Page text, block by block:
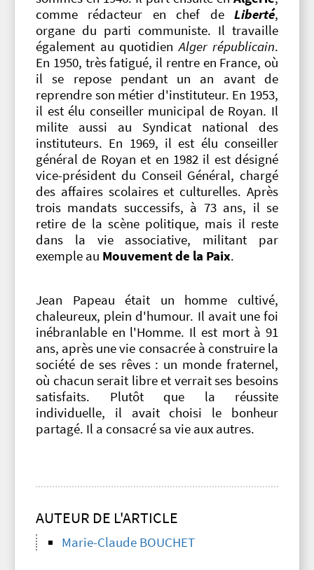
comme rédacteur en chef de Liberté,
organe du parti communiste. Il travaille
également au quotidienAlger républicain.
En 1950, très fatigué, il rentre en France, où
il se repose pendant un an avant de
reprendre son métier d'instituteur. En 1953,
il est élu conseiller municipal de Royan. Il
milite aussi au Syndicat national des
instituteurs. En 1969, il est élu conseiller
général de Royan et en 1982 il est désigné
vice-président du Conseil Général, chargé
des affaires scolaires et culturelles. Après
trois mandats successifs, à 73 ans, il se
retire de la scène politique, mais il reste
dans la vie associative, militant par
exemple au Mouvement de la Paix.
Jean Papeau était un homme cultivé,
chaleureux, plein d'humour. Il avait une foi
inébranlable en l'Homme. Il est mort à 91
ans, après une vie consacrée à construire la
société de ses rêves : un monde fraternel,
où chacun serait libre et verrait ses besoins
satisfaits. Plutôt que la réussite
individuelle, il avait choisi le bonheur
partagé. Il a consacré sa vie aux autres.
AUTEUR DE L'ARTICLE
Marie-Claude BOUCHET